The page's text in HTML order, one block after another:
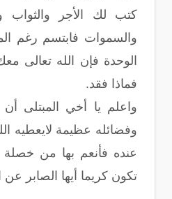
كتب لك الأجر والثواب
والسموات فابتسم رغم
الوحدة فإن الله تعالى
فماذا فقد.
واعلم يا أخي المبتلى أن
وفضائله عظيمة لايعطيه
عنده فأنعم بها من
تكون كريما أيها الصابر عن